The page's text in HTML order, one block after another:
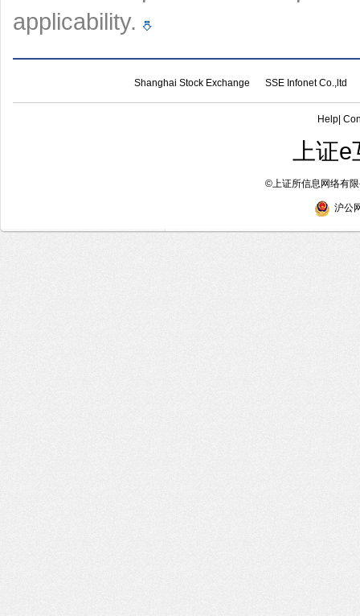
applicability.
Shanghai Stock Exchange SSE Infonet Co.,ltd
Help
上证
©上证所信息网络有
沪公